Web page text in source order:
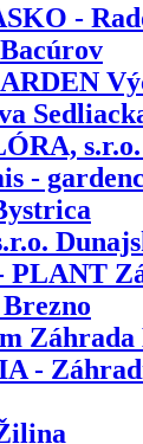
-
-
PLANT
Záhrada
-